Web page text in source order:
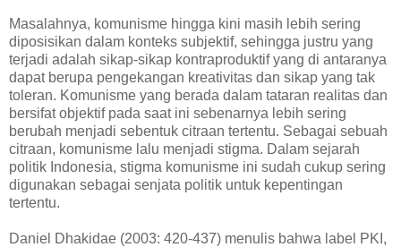
Masalahnya, komunisme hingga kini masih lebih sering
diposisikan dalam konteks subjektif, sehingga justru yang
terjadi adalah sikap-sikap kontraproduktif yang di antaranya
dapat berupa pengekangan kreativitas dan sikap yang tak
toleran. Komunisme yang berada dalam tataran realitas dan
bersifat objektif pada saat ini sebenarnya lebih sering
berubah menjadi sebentuk citraan tertentu. Sebagai sebuah
citraan, komunisme lalu menjadi stigma. Dalam sejarah
politik Indonesia, stigma komunisme ini sudah cukup sering
digunakan sebagai senjata politik untuk kepentingan
tertentu.
Daniel Dhakidae (2003: 420-437) menulis bahwa label PKI,